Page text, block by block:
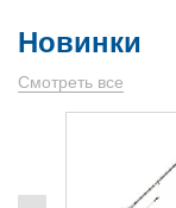
Новинки
Смотреть все